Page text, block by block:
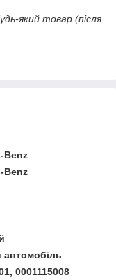
який товар (після
Benz
Benz
автомобіль
0001115008